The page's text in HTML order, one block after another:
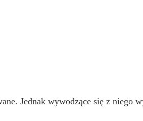
Jednak wywodzące się z niego